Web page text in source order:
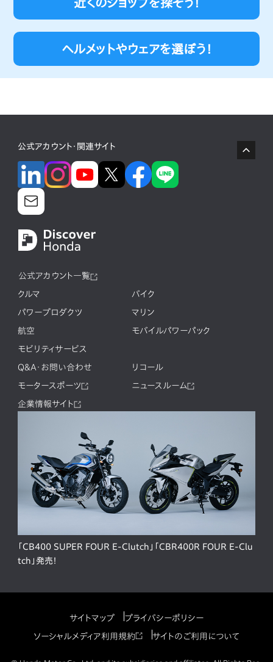
近くのショップを探そう！
ヘルメットやウェアを選ぼう！
公式アカウント・関連サイト
公式アカウント一覧
クルマ バイク
パワープロダクツ マリン
航空 モバイルパワーパック
モビリティサービス
Q&A・お問い合わせ リコール
モータースポーツ ニュースルーム
企業情報サイト
「CB400 SUPER FOUR E-Clutch」「CBR400R FOUR E-Clu
tch」発売！
サイトマップ プライバシーポリシー
ソーシャルメディア利用規約 サイトのご利用について